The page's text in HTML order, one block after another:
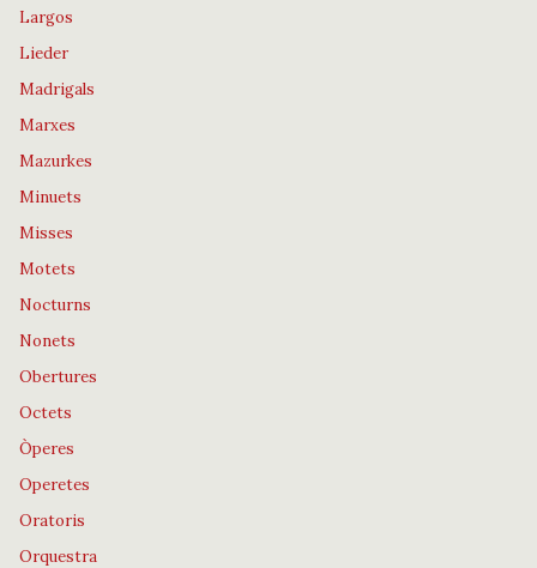
Largos
Lieder
Madrigals
Marxes
Mazurkes
Minuets
Misses
Motets
Nocturns
Nonets
Obertures
Octets
Òperes
Operetes
Oratoris
Orquestra